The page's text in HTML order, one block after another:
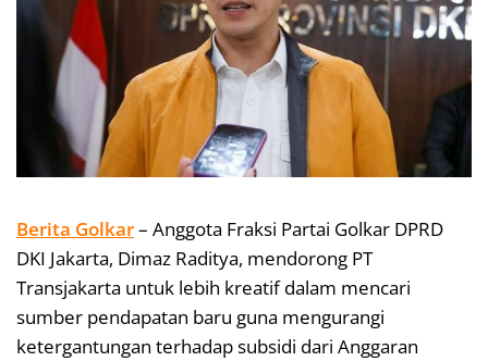
Berita Golkar– Anggota Fraksi Partai Golkar DPRD
DKI Jakarta, Dimaz Raditya, mendorong PT
Transjakarta untuk lebih kreatif dalam mencari
sumber pendapatan baru guna mengurangi
ketergantungan terhadap subsidi dari Anggaran